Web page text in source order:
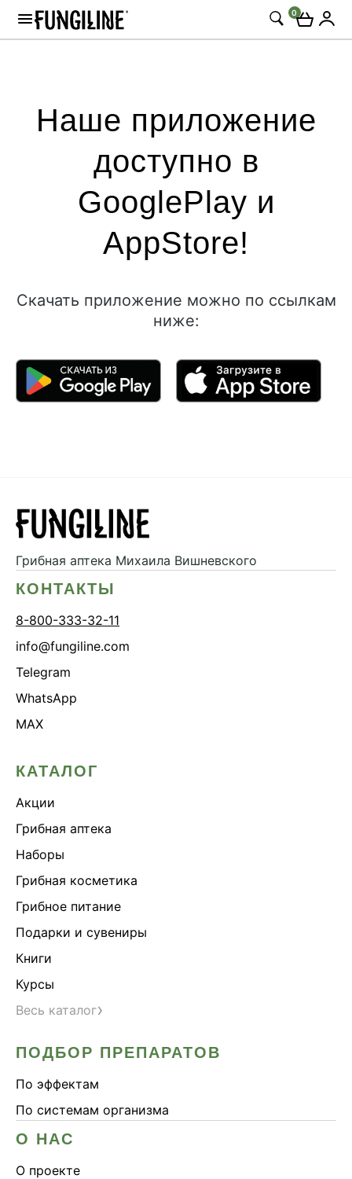
0
Наше приложение
доступно в
GooglePlay и
AppStore!
Скачать приложение можно по ссылкам
ниже:
Грибная аптека Михаила Вишневского
КОНТАКТЫ
8-800-333-32-11
info@fungiline.com
Telegram
WhatsApp
MAX
КАТАЛОГ
Акции
Грибная аптека
Наборы
Грибная косметика
Грибное питание
Подарки и сувениры
Книги
Курсы
Весь каталог›
ПОДБОР ПРЕПАРАТОВ
По эффектам
По системам организма
О НАС
О проекте